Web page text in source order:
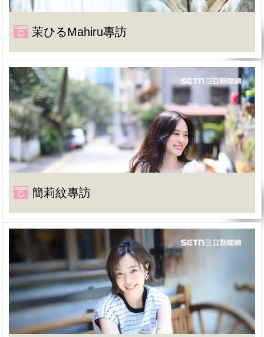
茉ひるMahiru專訪
簡莉紋專訪